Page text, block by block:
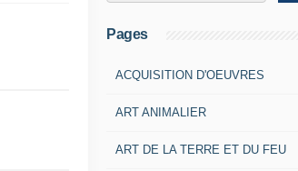
Pages
ACQUISITION D'OEUVRES
ART ANIMALIER
ART DE LA TERRE ET DU FEU